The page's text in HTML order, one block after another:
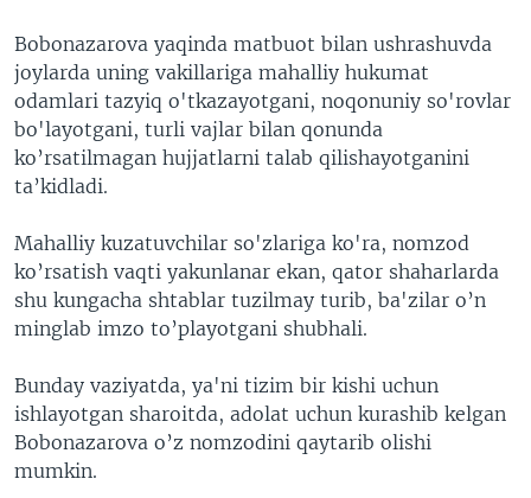
Bobonazarova yaqinda matbuot bilan ushrashuvda
joylarda uning vakillariga mahalliy hukumat
odamlari tazyiq o'tkazayotgani, noqonuniy so'rovlar
bo'layotgani, turli vajlar bilan qonunda
ko’rsatilmagan hujjatlarni talab qilishayotganini
ta’kidladi.
Mahalliy kuzatuvchilar so'zlariga ko'ra, nomzod
ko’rsatish vaqti yakunlanar ekan, qator shaharlarda
shu kungacha shtablar tuzilmay turib, ba'zilar o’n
minglab imzo to’playotgani shubhali.
Bunday vaziyatda, ya'ni tizim bir kishi uchun
ishlayotgan sharoitda, adolat uchun kurashib kelgan
Bobonazarova o’z nomzodini qaytarib olishi
mumkin.